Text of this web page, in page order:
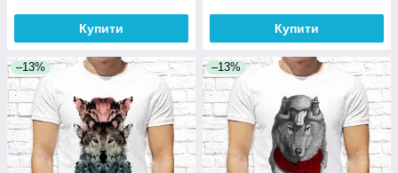
Купити Купити
–13% –13%